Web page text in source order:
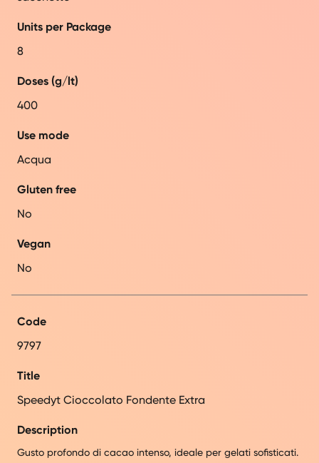
Units per Package
8
Doses (g/lt)
400
Use mode
Acqua
Gluten free
No
Vegan
No
Code
9797
Title
Speedyt Cioccolato Fondente Extra
Description
Gusto profondo di cacao intenso, ideale per gelati sofisticati.